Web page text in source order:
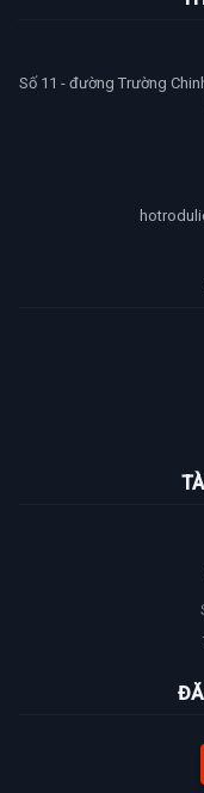
Số 11 - đường Trường